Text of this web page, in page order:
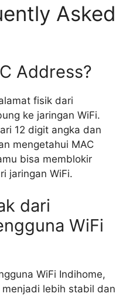
Asked
Address?
fisik dari
ke jaringan WiFi.
12 digit angka dan
mengetahui MAC
bisa memblokir
jaringan WiFi.
dari
WiFi
WiFi Indihome,
lebih stabil dan